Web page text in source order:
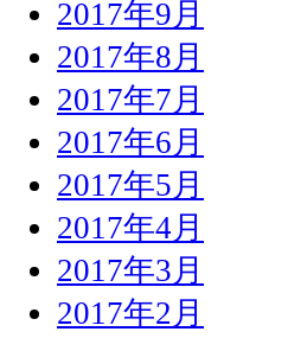
2017年9月
2017年8月
2017年7月
2017年6月
2017年5月
2017年4月
2017年3月
2017年2月